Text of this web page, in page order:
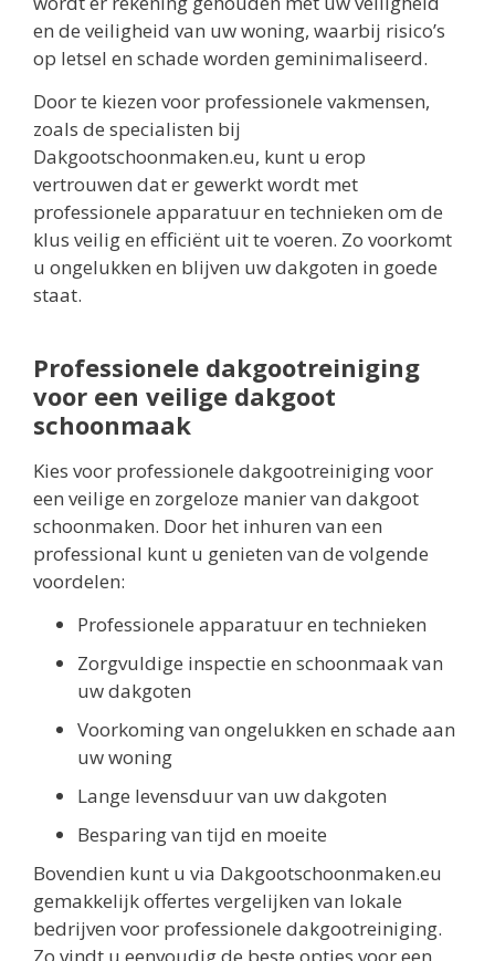
en de veiligheid van uw woning, waarbij risico’s
op letsel en schade worden geminimaliseerd.
Door te kiezen voor professionele vakmensen,
zoals de specialisten bij
Dakgootschoonmaken.eu, kunt u erop
vertrouwen dat er gewerkt wordt met
professionele apparatuur en technieken om de
klus veilig en efficiënt uit te voeren. Zo voorkomt
u ongelukken en blijven uw dakgoten in goede
staat.
Professionele dakgootreiniging
voor een veilige dakgoot
schoonmaak
Kies voor professionele dakgootreiniging voor
een veilige en zorgeloze manier van dakgoot
schoonmaken. Door het inhuren van een
professional kunt u genieten van de volgende
voordelen:
Professionele apparatuur en technieken
Zorgvuldige inspectie en schoonmaak van
uw dakgoten
Voorkoming van ongelukken en schade aan
uw woning
Lange levensduur van uw dakgoten
Besparing van tijd en moeite
Bovendien kunt u via Dakgootschoonmaken.eu
gemakkelijk offertes vergelijken van lokale
bedrijven voor professionele dakgootreiniging.